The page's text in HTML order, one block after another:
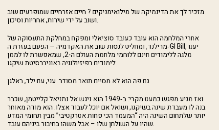
מזכיר לך את הדינמיקה של מילואימניקים ? חיים אזרחיים שמופרעים שוב
ושוב על ידי שירות, אחריות וסיכון.
אחרי המלחמה הוא עובד כעובד סוציאלי ומפקח במחלקת התעסוקה של
מרילנד, ומחליט לנסות שוב את האקדמיה – הפעם בעזרת ה‑GI Bill, יענו
מלגה ללימודים חינם ללוחמי מלחמת העולם ה-2, שמאפשרת לו לממן
לימודים בפיזיולוגיה באוניברסיטת שיקגו.
גם פה הוא לא מסיים תואר מסודר. עני, עם ילד, באלגן.
ואז מגיע מפגש כמעט מקרי: ב‑1949 הוא ניגש אל נתניאל קלייטמן, שכבר
בנה לו מעבדת שינה בשיקגו, ושואל אם יוכל לעבוד אצלו. הוא מודה מאוחר
יותר שלתחום השינה היה “המעמד הכי פחות אטרקטיבי” מבין תחומי המדע
שהיו על השולחן שלו – אבל משהו בחיבור ביניהם עובד.